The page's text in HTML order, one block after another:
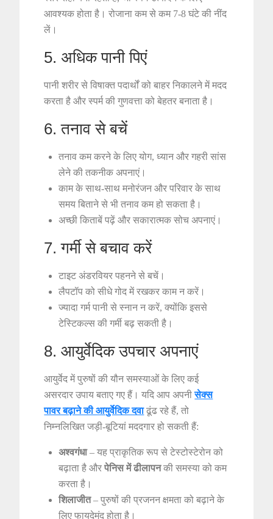
आवश्यक होता है। रोजाना कम से कम 7-8 घंटे की नींद
लें।
5. अधिक पानी पिएं
पानी शरीर से विषाक्त पदार्थों को बाहर निकालने में मदद
करता है और स्पर्म की गुणवत्ता को बेहतर बनाता है।
6. तनाव से बचें
तनाव कम करने के लिए योग, ध्यान और गहरी सांस
लेने की तकनीक अपनाएं।
काम के साथ-साथ मनोरंजन और परिवार के साथ
समय बिताने से भी तनाव कम हो सकता है।
अच्छी किताबें पढ़ें और सकारात्मक सोच अपनाएं।
7. गर्मी से बचाव करें
टाइट अंडरवियर पहनने से बचें।
लैपटॉप को सीधे गोद में रखकर काम न करें।
ज्यादा गर्म पानी से स्नान न करें, क्योंकि इससे
टेस्टिकल्स की गर्मी बढ़ सकती है।
8. आयुर्वेदिक उपचार अपनाएं
आयुर्वेद में पुरुषों की यौन समस्याओं के लिए कई
असरदार उपाय बताए गए हैं। यदि आप अपनीसेक्स
पावर बढ़ाने की आयुर्वेदिक दवाढूंढ रहे हैं, तो
निम्नलिखित जड़ी-बूटियां मददगार हो सकती हैं:
अश्वगंधा– यह प्राकृतिक रूप से टेस्टोस्टेरोन को
बढ़ाता है औरपेनिस में ढीलापनकी समस्या को कम
करता है।
शिलाजीत– पुरुषों की प्रजनन क्षमता को बढ़ाने के
लिए फायदेमंद होता है।